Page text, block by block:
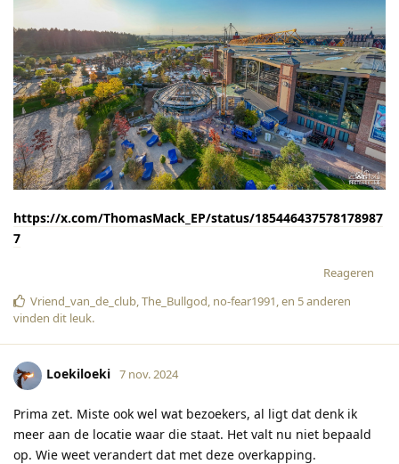
https://x.com/ThomasMack_EP/status/185446437578178987
7
Reageren
Vriend_van_de_club,The_Bullgod, no-fear1991, en 5anderen
vinden dit leuk.
Loekiloeki 7 nov. 2024
Prima zet. Miste ook wel wat bezoekers, al ligt dat denk ik
meer aan de locatie waar die staat. Het valt nu niet bepaald
op. Wie weet verandert dat met deze overkapping.